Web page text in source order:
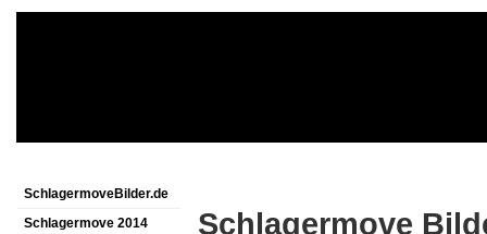
SchlagermoveBilder.de
Schlagermove 2014
Schlagermove